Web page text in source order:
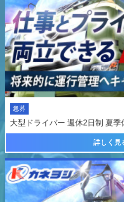
急募
大型ドライバー 週休2日制 夏
詳しく見